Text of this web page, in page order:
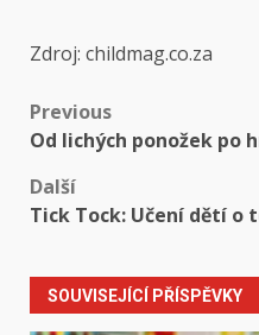
Zdroj: childmag.co.za
Post
navigation
Previous
Od lichých ponožek po
Další
Tick ​​Tock: Učení dětí o
SOUVISEJÍCÍ PŘÍSPĚVKY